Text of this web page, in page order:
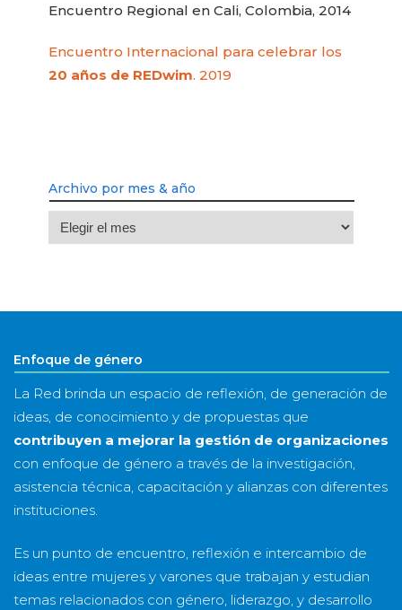
Encuentro Regional en Cali, Colombia, 2014
Encuentro Internacional para celebrar los
20 años de REDwim. 2019
Archivo por mes & año
Archivo
por
año
Enfoque de género
La Red brinda un espacio de reflexión, de generación de
ideas, de conocimiento y de propuestas que
contribuyen a mejorar la gestión de organizaciones
con enfoque de género a través de la investigación,
asistencia técnica, capacitación y alianzas con diferentes
instituciones.
Es un punto de encuentro, reflexión e intercambio de
ideas entre mujeres y varones que trabajan y estudian
temas relacionados con género, liderazgo, y desarrollo